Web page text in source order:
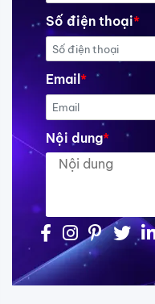
Số điện thoại*
Email *
Nội dung*